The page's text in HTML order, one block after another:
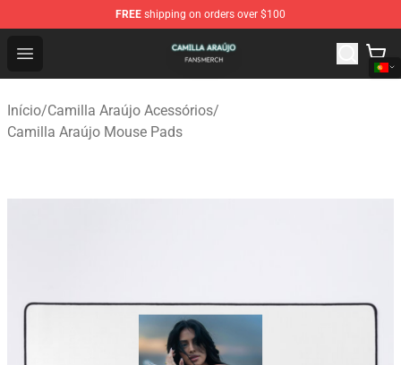
FREE shipping on orders over $100
Open menu
Camilla Araújo Shop - Official Camilla Araújo
Início/Camilla Araújo Acessórios/
Camilla Araújo Mouse Pads